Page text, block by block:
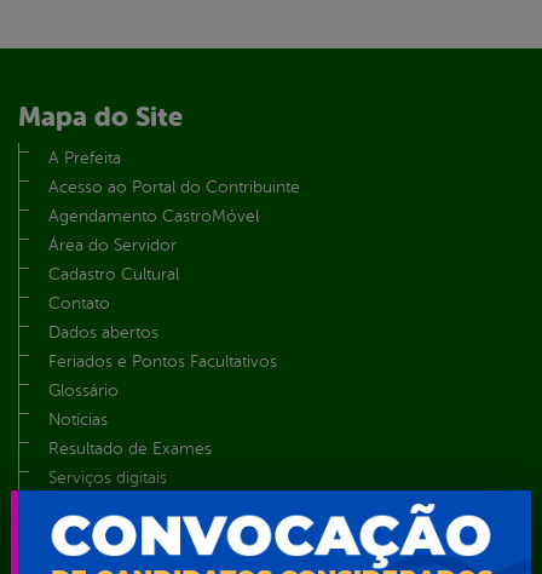
Mapa do Site
A Prefeita
Acesso ao Portal do Contribuinte
Agendamento CastroMóvel
Área do Servidor
Cadastro Cultural
Contato
Dados abertos
Feriados e Pontos Facultativos
Glossário
Notícias
Resultado de Exames
Serviços digitais
TV Web